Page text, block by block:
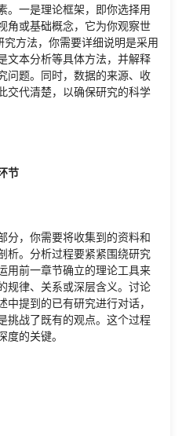
。一是理论框架，即你选择用
角或基础概念，它为你观察世
究方法，你需要详细说明是采用
文本分析等具体方法，并解释
问题。同时，数据的来源、收
交代清楚，以确保研究的科学
节
分，你需要将收集到的资料和
析。分析过程要紧紧围绕研究
用前一章节确立的理论工具来
规律、关系或深层含义。讨论
提到的已有研究进行对话，
挑战了既有的观点。这个过程
度的关键。